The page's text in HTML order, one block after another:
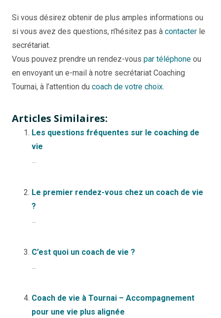
Si vous désirez obtenir de plus amples informations ou
si vous avez des questions, n’hésitez pas à contacter le
secrétariat.
Vous pouvez prendre un rendez-vous par téléphone ou
en envoyant un e-mail à notre secrétariat Coaching
Tournai, à l’attention du coach de votre choix.
Articles Similaires:
Les questions fréquentes sur le coaching de
vie
...
Le premier rendez-vous chez un coach de vie
?
...
C’est quoi un coach de vie ?
...
Coach de vie à Tournai – Accompagnement
pour une vie plus alignée